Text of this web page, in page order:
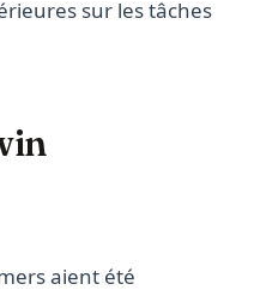
sur les tâches
aient été